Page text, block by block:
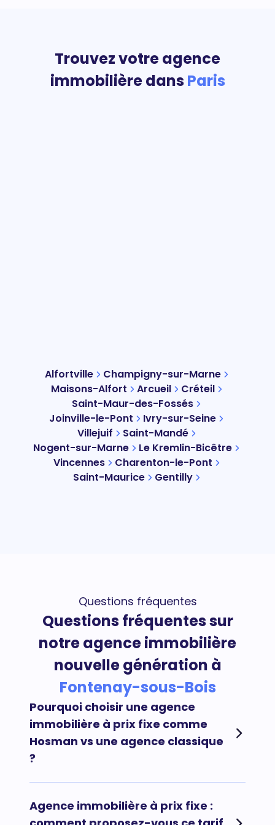
Trouvez votre agence
immobilière dansParis
Alfortville
Champigny-sur-Marne
Maisons-Alfort
Arcueil
Créteil
Saint-Maur-des-Fossés
Joinville-le-Pont
Ivry-sur-Seine
Villejuif
Saint-Mandé
Nogent-sur-Marne
Le Kremlin-Bicêtre
Vincennes
Charenton-le-Pont
Saint-Maurice
Gentilly
Questions fréquentes
Questions fréquentes sur
notre agence immobilière
nouvelle génération à
Fontenay-sous-Bois
Pourquoi choisir une agence
immobilière à prix fixe comme
Hosman vs une agence classique
?
Afin de maximiser vos chances de vendre votre
bien immobilier rapidement au meilleur prix et au
Agence immobilière à prix fixe :